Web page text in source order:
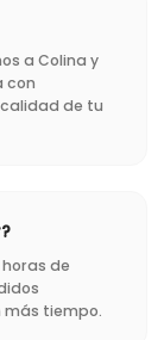
a Colina y
con
de tu
de
más tiempo.